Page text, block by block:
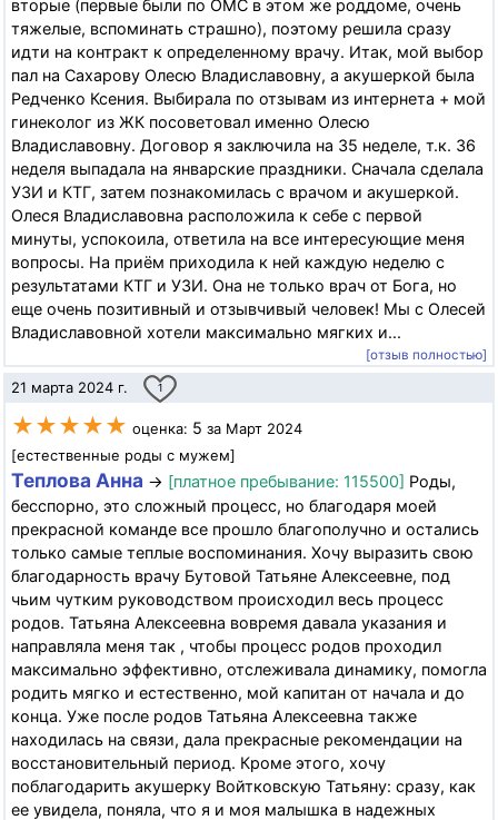
вторые (первые были по ОМС в этом же роддоме, очень
тяжелые, вспоминать страшно), поэтому решила сразу
идти на контракт к определенному врачу. Итак, мой выбор
пал на Сахарову Олесю Владиславовну, а акушеркой была
Редченко Ксения. Выбирала по отзывам из интернета + мой
гинеколог из ЖК посоветовал именно Олесю
Владиславовну. Договор я заключила на 35 неделе, т.к. 36
неделя выпадала на январские праздники. Сначала сделала
УЗИ и КТГ, затем познакомилась с врачом и акушеркой.
Олеся Владиславовна расположила к себе с первой
минуты, успокоила, ответила на все интересующие меня
вопросы. На приём приходила к ней каждую неделю с
результатами КТГ и УЗИ. Она не только врач от Бога, но
еще очень позитивный и отзывчивый человек! Мы с Олесей
Владиславовной хотели максимально мягких и...
[отзыв полностью]
21 марта 2024 г. 1
★★★★★ оценка: 5 за Март 2024
[естественные роды с мужем]
Теплова Анна → [платное пребывание: 115500] Роды,
бесспорно, это сложный процесс, но благодаря моей
прекрасной команде все прошло благополучно и остались
только самые теплые воспоминания. Хочу выразить свою
благодарность врачу Бутовой Татьяне Алексеевне, под
чьим чутким руководством происходил весь процесс
родов. Татьяна Алексеевна вовремя давала указания и
направляла меня так , чтобы процесс родов проходил
максимально эффективно, отслеживала динамику, помогла
родить мягко и естественно, мой капитан от начала и до
конца. Уже после родов Татьяна Алексеевна также
находилась на связи, дала прекрасные рекомендации на
восстановительный период. Кроме этого, хочу
поблагодарить акушерку Войтковскую Татьяну: сразу, как
ее увидела, поняла, что я и моя малышка в надежных